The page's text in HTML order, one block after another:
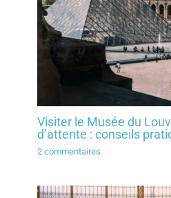
Visiter le Musée du
d’attente : conseils
2 commentaires